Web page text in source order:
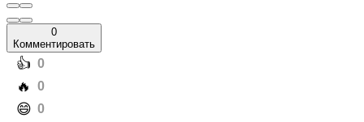
0
Комментировать
️👍 0
️🔥 0
️😄 0